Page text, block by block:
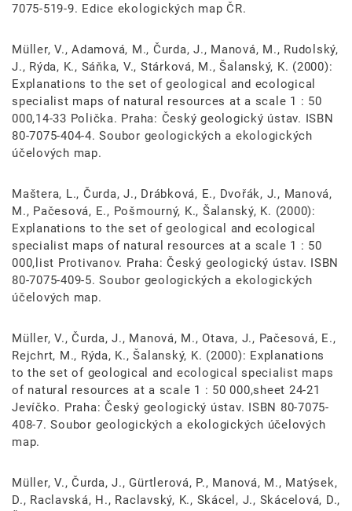
7075-519-9. Edice ekologických map ČR.
Müller, V., Adamová, M., Čurda, J., Manová, M., Rudolský,
J., Rýda, K., Sáňka, V., Stárková, M., Šalanský, K. (2000):
Explanations to the set of geological and ecological
specialist maps of natural resources at a scale 1 : 50
000,14-33 Polička. Praha: Český geologický ústav. ISBN
80-7075-404-4. Soubor geologických a ekologických
účelových map.
Maštera, L., Čurda, J., Drábková, E., Dvořák, J., Manová,
M., Pačesová, E., Pošmourný, K., Šalanský, K. (2000):
Explanations to the set of geological and ecological
specialist maps of natural resources at a scale 1 : 50
000,list Protivanov. Praha: Český geologický ústav. ISBN
80-7075-409-5. Soubor geologických a ekologických
účelových map.
Müller, V., Čurda, J., Manová, M., Otava, J., Pačesová, E.,
Rejchrt, M., Rýda, K., Šalanský, K. (2000): Explanations
to the set of geological and ecological specialist maps
of natural resources at a scale 1 : 50 000,sheet 24-21
Jevíčko. Praha: Český geologický ústav. ISBN 80-7075-
408-7. Soubor geologických a ekologických účelových
map.
Müller, V., Čurda, J., Gürtlerová, P., Manová, M., Matýsek,
D., Raclavská, H., Raclavský, K., Skácel, J., Skácelová, D.,